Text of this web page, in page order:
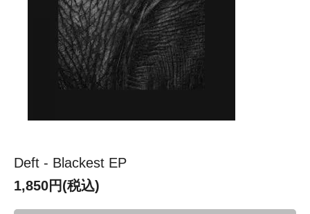
Deft - Blackest EP
1,850円(税込)